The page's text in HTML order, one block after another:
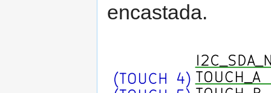
encastada.